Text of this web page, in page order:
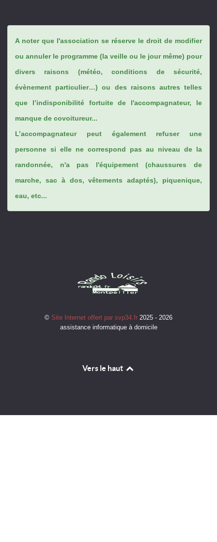
A noter que l'association se réserve le droit de modifier
ou annuler le programme (la veille ou le jour même) pour
divers raisons (météo, conditions de sécurité,
évènement particulier…) ou des raisons autres telles
que l’indisponibilité fortuite de l'accompagnateur, le
manque de covoitureur...
L’accompagnateur peut également refuser une
personne si elle ne correspond pas au niveau de la
randonnée, n'a pas l'équipement (chaussures de
marche, sac à dos, vêtements adaptés), piquenique,
eau, etc...
© Site Internet offert par svp34.fr 2025 - 2026
assistance informatique à domicile
Vers le haut